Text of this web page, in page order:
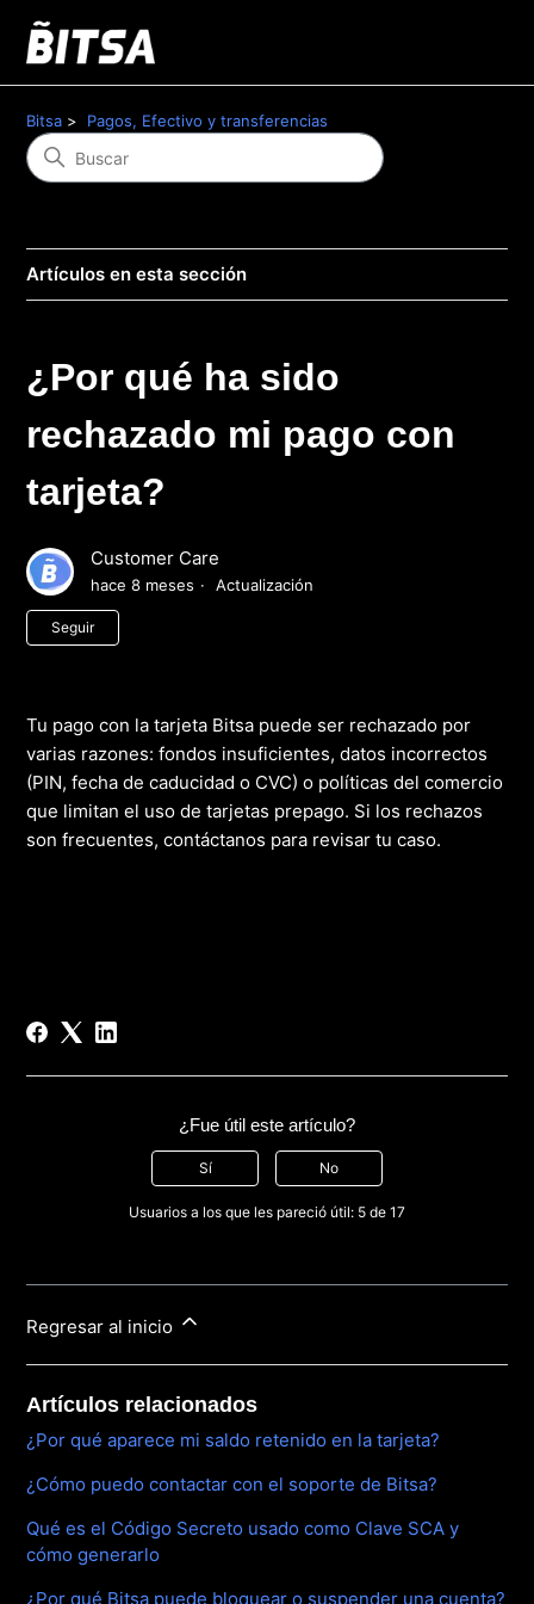
Bitsa Pagos, Efectivo y transferencias
Artículos en esta sección
¿Por qué ha sido
rechazado mi pago con
tarjeta?
Customer Care
hace 8 meses Actualización
Seguir
Tu pago con la tarjeta Bitsa puede ser rechazado por
varias razones: fondos insuficientes, datos incorrectos
(PIN, fecha de caducidad o CVC) o políticas del comercio
que limitan el uso de tarjetas prepago. Si los rechazos
son frecuentes, contáctanos para revisar tu caso.
¿Fue útil este artículo?
Sí No
Usuarios a los que les pareció útil: 5 de 17
Regresar al inicio
Artículos relacionados
¿Por qué aparece mi saldo retenido en la tarjeta?
¿Cómo puedo contactar con el soporte de Bitsa?
Qué es el Código Secreto usado como Clave SCA y
cómo generarlo
¿Por qué Bitsa puede bloquear o suspender una cuenta?